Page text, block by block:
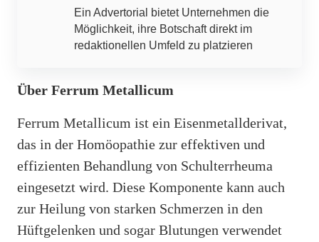
Ein Advertorial bietet Unternehmen die
Möglichkeit, ihre Botschaft direkt im
redaktionellen Umfeld zu platzieren
Über Ferrum Metallicum
Ferrum Metallicum ist ein Eisenmetallderivat,
das in der Homöopathie zur effektiven und
effizienten Behandlung von Schulterrheuma
eingesetzt wird. Diese Komponente kann auch
zur Heilung von starken Schmerzen in den
Hüftgelenken und sogar Blutungen verwendet